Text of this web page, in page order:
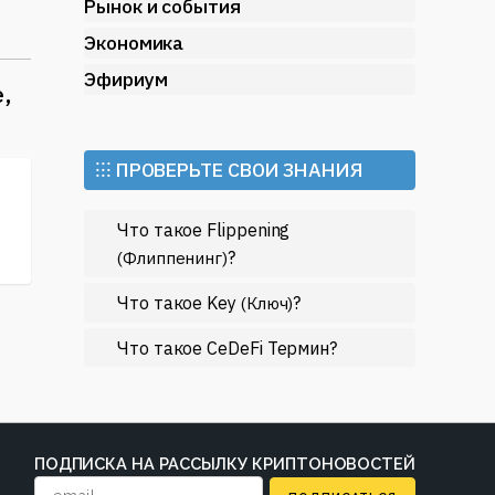
Рынок и события
Экономика
Эфириум
⁝⁝⁝ ПРОВЕРЬТЕ СВОИ ЗНАНИЯ
Что такое Flippening
(Флиппенинг)?
Что такое Key (Ключ)?
Что такое CeDeFi Термин?
ПОДПИСКА НА РАССЫЛКУ КРИПТОНОВОСТЕЙ